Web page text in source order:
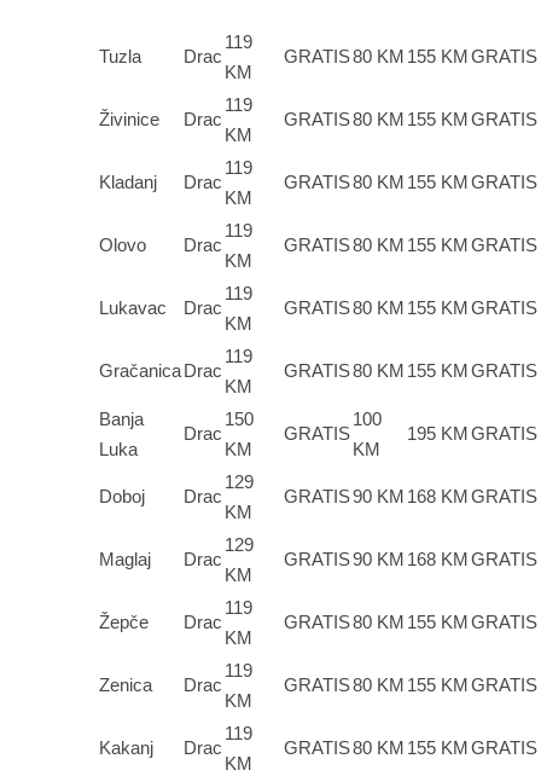
Tuzla Drac
119
KM
GRATIS80 KM 155 KMGRATIS
Živinice Drac
119
KM
GRATIS80 KM 155 KMGRATIS
Kladanj Drac
119
KM
GRATIS80 KM 155 KMGRATIS
Olovo Drac
119
KM
GRATIS80 KM 155 KMGRATIS
Lukavac Drac
119
KM
GRATIS80 KM 155 KMGRATIS
GračanicaDrac
119
KM
GRATIS80 KM 155 KMGRATIS
Banja
Luka
Drac
150
KM
GRATIS
100
KM
195 KMGRATIS
Doboj Drac
129
KM
GRATIS90 KM 168 KMGRATIS
Maglaj Drac
129
KM
GRATIS90 KM 168 KMGRATIS
Žepče Drac
119
KM
GRATIS80 KM 155 KMGRATIS
Zenica Drac
119
KM
GRATIS80 KM 155 KMGRATIS
Kakanj Drac
119
KM
GRATIS80 KM 155 KMGRATIS